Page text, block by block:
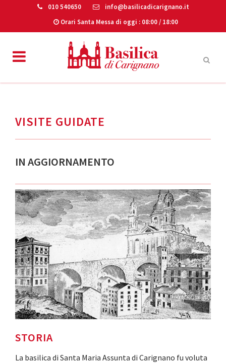
010 540650
info@basilicadicarignano.it
Orari Santa Messa di oggi : 08:00 / 18:00
VISITE GUIDATE
IN AGGIORNAMENTO
STORIA
La basilica di Santa Maria Assunta di Carignano fu voluta